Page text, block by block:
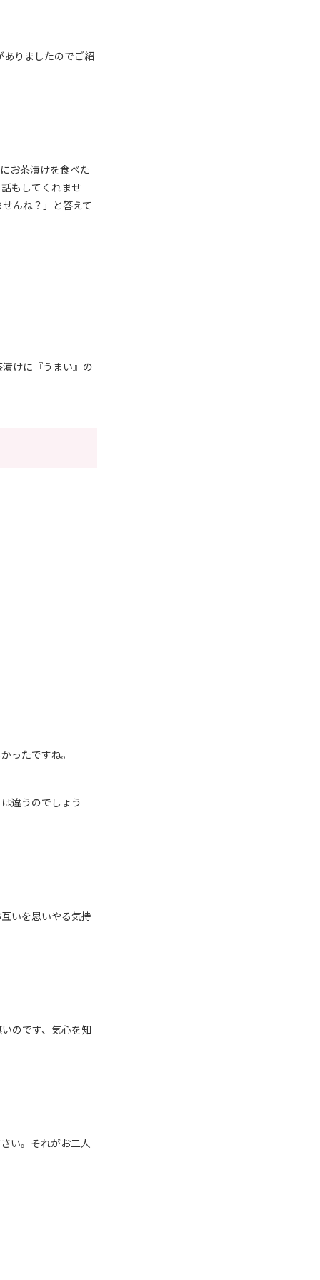
ありましたのでご紹
お茶漬けを食べた
もしてくれませ
んね？」と答えて
けに『うまい』の
ったですね。
違うのでしょう
いを思いやる気持
のです、気心を知
い。それがお二人